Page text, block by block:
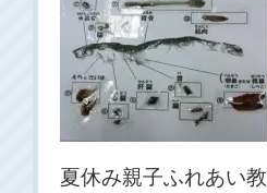
夏休み親子ふれあい